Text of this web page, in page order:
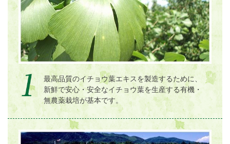
最高品質のイチョウ葉エキスを製造するために、
新鮮で安心・安全なイチョウ葉を生産する有機・
無農薬栽培が基本です。